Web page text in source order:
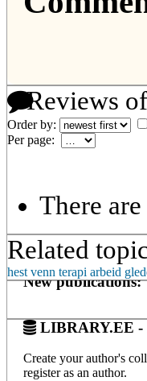
Reviews
Order by:
Per page:
There
Related
hest venn terapi arbeid
New publications:
LIBRARY.EE
Create your author's
register as an author.